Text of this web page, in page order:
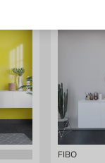
FIBO